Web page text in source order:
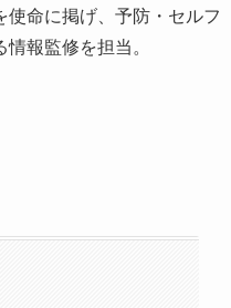
命に掲げ、予防・セルフ
報監修を担当。